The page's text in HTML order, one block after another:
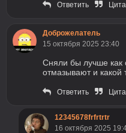
Ответить
Доброжелатель
15 октября 2025 23:40
Сняли бы лучше как
отмазывают и какой
Ответить
12345678frfrtrtr
16 октября 2025